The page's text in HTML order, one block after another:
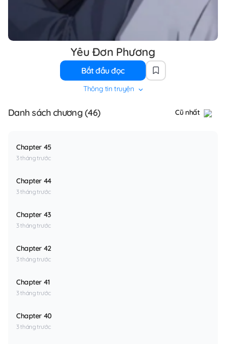
Yêu Đơn Phương
Bắt đầu đọc
Thông tin truyện
Danh sách chương (46) Cũ nhất
Chapter 45
3 tháng trước
Chapter 44
3 tháng trước
Chapter 43
3 tháng trước
Chapter 42
3 tháng trước
Chapter 41
3 tháng trước
Chapter 40
3 tháng trước